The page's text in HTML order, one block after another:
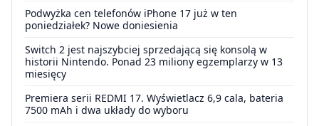
Podwyżka cen telefonów iPhone 17 już w ten
poniedziałek? Nowe doniesienia
Switch 2 jest najszybciej sprzedającą się konsolą w
historii Nintendo. Ponad 23 miliony egzemplarzy w 13
miesięcy
Premiera serii REDMI 17. Wyświetlacz 6,9 cala, bateria
7500 mAh i dwa układy do wyboru